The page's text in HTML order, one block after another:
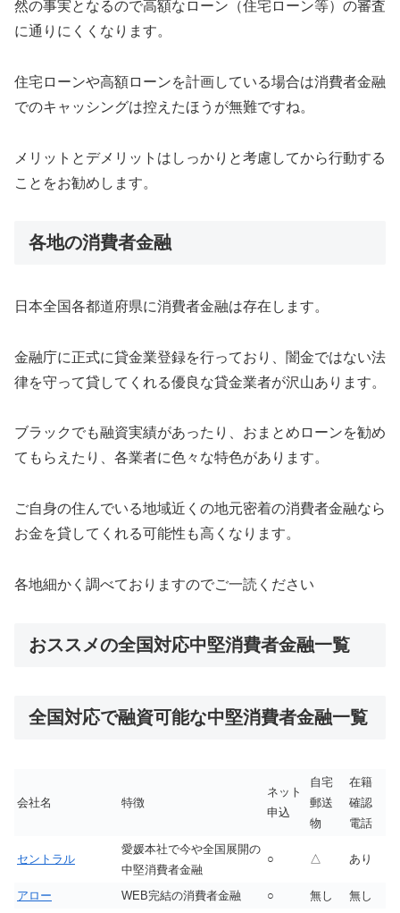
然の事実となるので高額なローン（住宅ローン等）の審査
に通りにくくなります。
住宅ローンや高額ローンを計画している場合は消費者金融
でのキャッシングは控えたほうが無難ですね。
メリットとデメリットはしっかりと考慮してから行動する
ことをお勧めします。
各地の消費者金融
日本全国各都道府県に消費者金融は存在します。
金融庁に正式に貸金業登録を行っており、闇金ではない法
律を守って貸してくれる優良な貸金業者が沢山あります。
ブラックでも融資実績があったり、おまとめローンを勧め
てもらえたり、各業者に色々な特色があります。
ご自身の住んでいる地域近くの地元密着の消費者金融なら
お金を貸してくれる可能性も高くなります。
各地細かく調べておりますのでご一読ください
おススメの全国対応中堅消費者金融一覧
全国対応で融資可能な中堅消費者金融一覧
会社名 特徴
ネット
申込
自宅
郵送
物
在籍
確認
電話
セントラル
愛媛本社で今や全国展開の
中堅消費者金融
○ △ あり
アロー WEB完結の消費者金融 ○ 無し
無し